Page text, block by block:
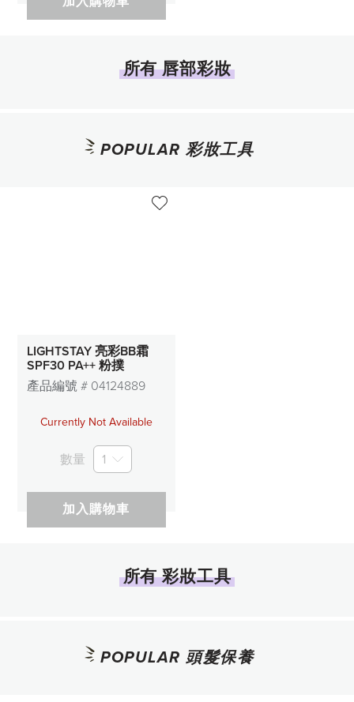
所有 唇部彩妝
POPULAR 彩妝工具
LIGHTSTAY 亮彩BB霜
SPF30 PA++ 粉撲
產品編號 # 04124889
Currently Not Available
數量 1
加入購物車
所有 彩妝工具
POPULAR 頭髮保養